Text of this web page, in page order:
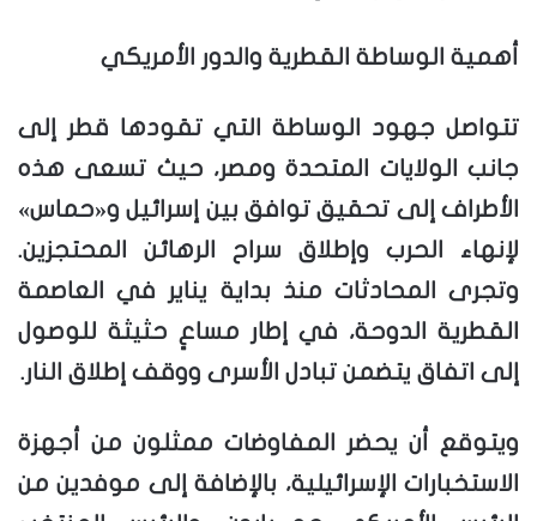
أهمية الوساطة القطرية والدور الأمريكي
تتواصل جهود الوساطة التي تقودها قطر إلى
جانب الولايات المتحدة ومصر، حيث تسعى هذه
الأطراف إلى تحقيق توافق بين إسرائيل و«حماس»
لإنهاء الحرب وإطلاق سراح الرهائن المحتجزين.
وتجرى المحادثات منذ بداية يناير في العاصمة
القطرية الدوحة، في إطار مساعٍ حثيثة للوصول
إلى اتفاق يتضمن تبادل الأسرى ووقف إطلاق النار.
ويتوقع أن يحضر المفاوضات ممثلون من أجهزة
الاستخبارات الإسرائيلية، بالإضافة إلى موفدين من